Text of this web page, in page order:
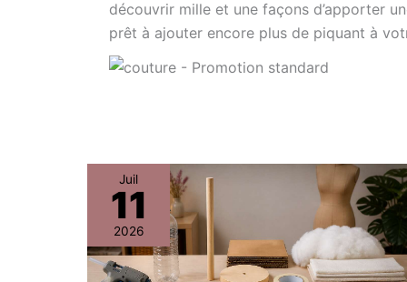
découvrir mille et une façons d’apporter
prêt à ajouter encore plus de piquant à
Juil
11
2026
Mannequin
couture
pour
poupée